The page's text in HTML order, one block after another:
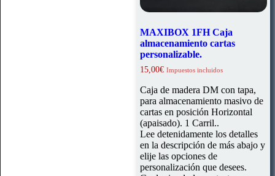
MAXIBOX 1FH Caja
almacenamiento cartas
personalizable.
15,00€ Impuestos incluidos
Caja de madera DM con tapa,
para almacenamiento masivo de
cartas en posición Horizontal
(apaisado). 1 Carril..
Lee detenidamente los detalles
en la descripción de más abajo y
elije las opciones de
personalización que desees.